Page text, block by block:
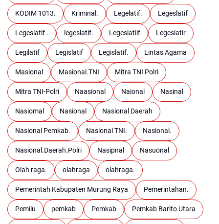
KODIM 1013. Kriminal. Legelatif. Legeslatif
Legeslatif . legeslatif. Legeslatiif Legeslatir
Legilatif Legislatif Legislatif. Lintas Agama
Masional Masional.TNI Mitra TNI Polri
Mitra TNI-Polri Naasional Naional Nasinal
Nasiomal Nasional Nasional Daerah
Nasional Pemkab. Nasional TNI. Nasional.
Nasional.Daerah.Polri Nasipnal Nasuonal
Olah raga. olahraga olahraga.
Pemerintah Kabupaten Murung Raya Pemerintahan.
Pemilu pemkab Pemkab Pemkab Barito Utara